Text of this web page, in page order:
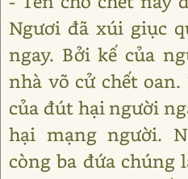
Ngươi đã xúi giục
ngay. Bởi kế của
nhà võ cử chết
của đút hại người
hại mạng người.
còng ba đứa chúng